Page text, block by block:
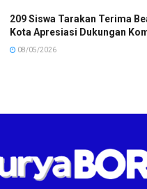
209 Siswa Tarakan Terima
Kota Apresiasi Dukungan
08/05/2026